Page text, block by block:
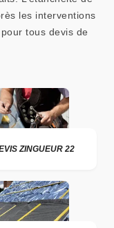
les interventions
tous devis de
ZINGUEUR 22